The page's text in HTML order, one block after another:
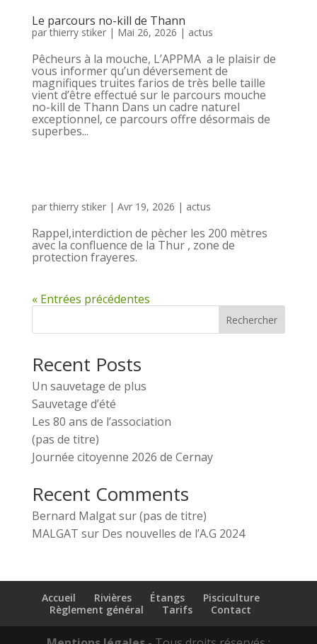
Le parcours no-kill de Thann
parthierry stiker| Mai 26, 2026 | actus
Pêcheurs à la mouche, L’APPMA a le plaisir de
vous informer qu’un déversement de
magnifiques truites farios de très belle taille
vient d’être effectué sur le parcours mouche
no-kill de Thann Dans un cadre naturel
exceptionnel, ce parcours offre désormais de
superbes...
parthierry stiker| Avr 19, 2026 | actus
Rappel,interdiction de pècher les 200 mètres
avec la confluence de la Thur , zone de
protection frayeres.
« Entrées précédentes
Rechercher
Recent Posts
Un sauvetage de plus
Sauvetage d’été
Les 80 ans de l’association
(pas de titre)
Journée citoyenne 2026 de Cernay
Recent Comments
Bernard Malgatsur(pas de titre)
MALGAT sur Des nouvelles de l’A.G 2024
Accueil Rivières Étangs
Pisciculture
Règlement général
Tarifs Contact